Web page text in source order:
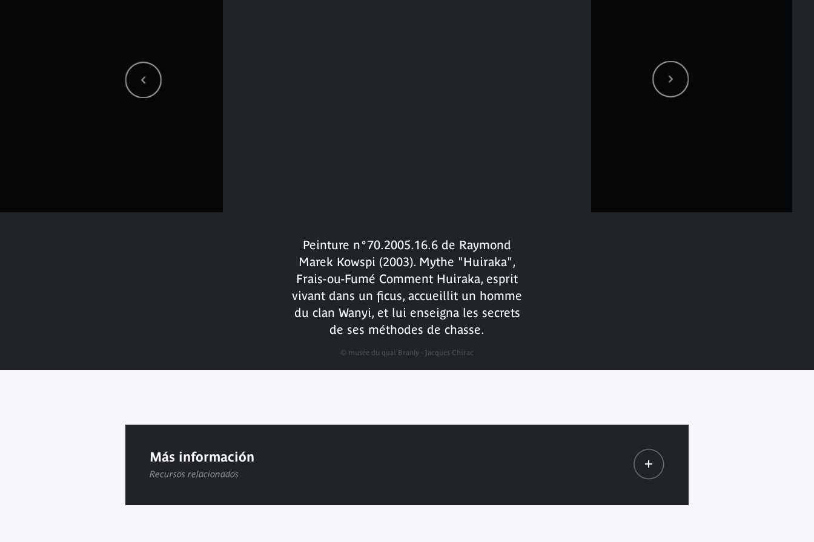
Peinture n°70.2005.16.6 de Raymond
Marek Kowspi (2003). Mythe "Huiraka",
Frais-ou-Fumé Comment Huiraka, esprit
vivant dans un ficus, accueillit un homme
du clan Wanyi, et lui enseigna les secrets
de ses méthodes de chasse.
© musée du quai Branly - Jacques Chirac
Más información
Recursos relacionados